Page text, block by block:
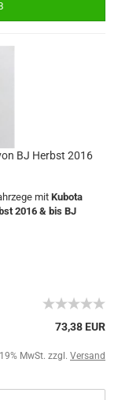
BJ Herbst 2016
mit Kubota
2016 & bis BJ
73,38 EUR
MwSt. zzgl. Versand